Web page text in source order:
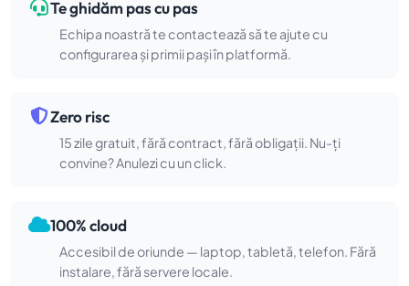
Te ghidăm pas cu pas
Echipa noastră te contactează să te ajute cu
configurarea și primii pași în platformă.
Zero risc
15 zile gratuit, fără contract, fără obligații. Nu-ți
convine? Anulezi cu un click.
100% cloud
Accesibil de oriunde — laptop, tabletă, telefon. Fără
instalare, fără servere locale.